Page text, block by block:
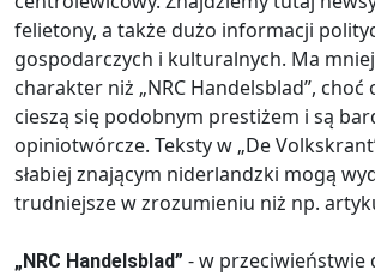
felietony, a także dużo informacji
gospodarczych i kulturalnych. Ma
charakter niż „NRC Handelsblad”, choć
cieszą się podobnym prestiżem i są
opiniotwórcze. Teksty w „De
słabiej znającym niderlandzki mogą
trudniejsze w zrozumieniu niż np.
„NRC Handelsblad” - w przeciwieństwie